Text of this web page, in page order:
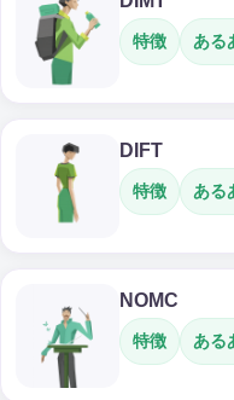
特徴 ある
DIFT
特徴 ある
NOMC
特徴 ある